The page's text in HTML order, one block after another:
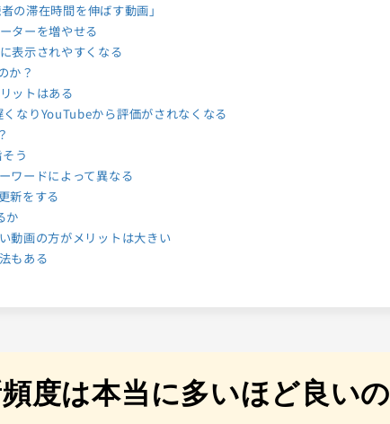
の滞在時間を伸ばす動画」
ターを増やせる
表示されやすくなる
か？
ットはある
なりYouTubeから評価がされなくなる
う
ワードによって異なる
新をする
か
動画の方がメリットは大きい
もある
度は本当に多いほど良いの